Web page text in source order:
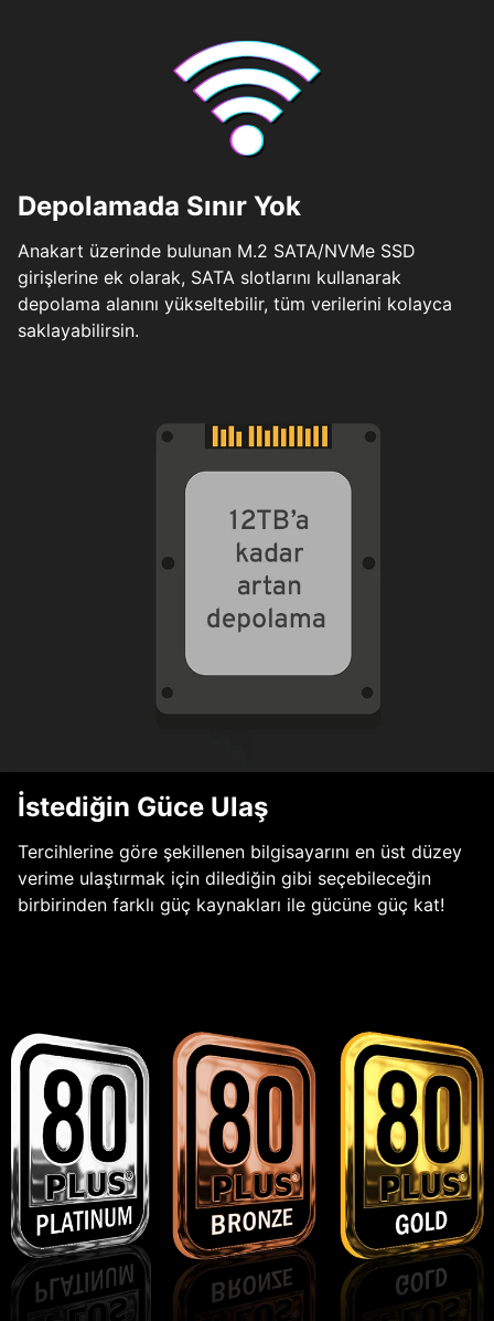
Depolamada Sınır Yok
Anakart üzerinde bulunan M.2 SATA/NVMe SSD
girişlerine ek olarak, SATA slotlarını kullanarak
depolama alanını yükseltebilir, tüm verilerini kolayca
saklayabilirsin.
İstediğin Güce Ulaş
Tercihlerine göre şekillenen bilgisayarını en üst düzey
verime ulaştırmak için dilediğin gibi seçebileceğin
birbirinden farklı güç kaynakları ile gücüne güç kat!